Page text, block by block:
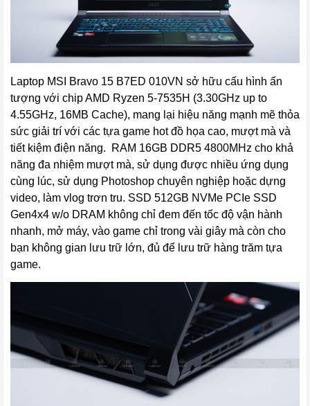
Laptop MSI Bravo 15 B7ED 010VN sở hữu cấu hình ấn
tượng với chip AMD Ryzen 5-7535H (3.30GHz up to
4.55GHz, 16MB Cache), mang lại hiệu năng mạnh mẽ thỏa
sức giải trí với các tựa game hot đồ họa cao, mượt mà và
tiết kiệm điện năng. RAM 16GB DDR5 4800MHz cho khả
năng đa nhiệm mượt mà, sử dụng được nhiều ứng dụng
cùng lúc, sử dụng Photoshop chuyên nghiệp hoặc dựng
video, làm vlog trơn tru. SSD 512GB NVMe PCIe SSD
Gen4x4 w/o DRAM không chỉ đem đến tốc độ vận hành
nhanh, mở máy, vào game chỉ trong vài giây mà còn cho
bạn không gian lưu trữ lớn, đủ để lưu trữ hàng trăm tựa
game.